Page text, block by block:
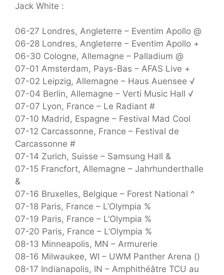
Jack White :
06-27 Londres, Angleterre – Eventim Apollo @
06-28 Londres, Angleterre – Eventim Apollo +
06-30 Cologne, Allemagne – Palladium @
07-01 Amsterdam, Pays-Bas – AFAS Live +
07-02 Leipzig, Allemagne – Haus Auensee √
07-04 Berlin, Allemagne – Verti Music Hall √
07-07 Lyon, France – Le Radiant #
07-10 Madrid, Espagne – Festival Mad Cool
07-12 Carcassonne, France – Festival de
Carcassonne #
07-14 Zurich, Suisse – Samsung Hall &
07-15 Francfort, Allemagne – Jahrhunderthalle
&
07-16 Bruxelles, Belgique – Forest National ^
07-18 Paris, France – L’Olympia %
07-19 Paris, France – L’Olympia %
07-20 Paris, France – L’Olympia %
08-13 Minneapolis, MN – Armurerie
08-16 Milwaukee, WI – UWM Panther Arena ()
08-17 Indianapolis, IN – Amphithéâtre TCU au